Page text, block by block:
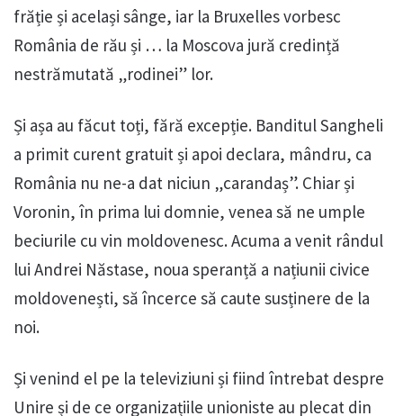
frăție și același sânge, iar la Bruxelles vorbesc
România de rău și ‎… la Moscova jură credință
nestrămutată „rodinei” lor.
Și așa au făcut toți, fără excepție. Banditul Sangheli
a primit curent gratuit și apoi declara, mândru, ca
România nu ne-a dat niciun „carandaș”. Chiar și
Voronin, în prima lui domnie, venea să ne umple
beciurile cu vin moldovenesc. Acuma a venit rândul
lui Andrei Năstase, noua speranță a națiunii civice
moldovenești, să încerce să caute susținere de la
noi.
Și venind el pe la televiziuni și fiind întrebat despre
Unire și de ce organizațiile unioniste au plecat din